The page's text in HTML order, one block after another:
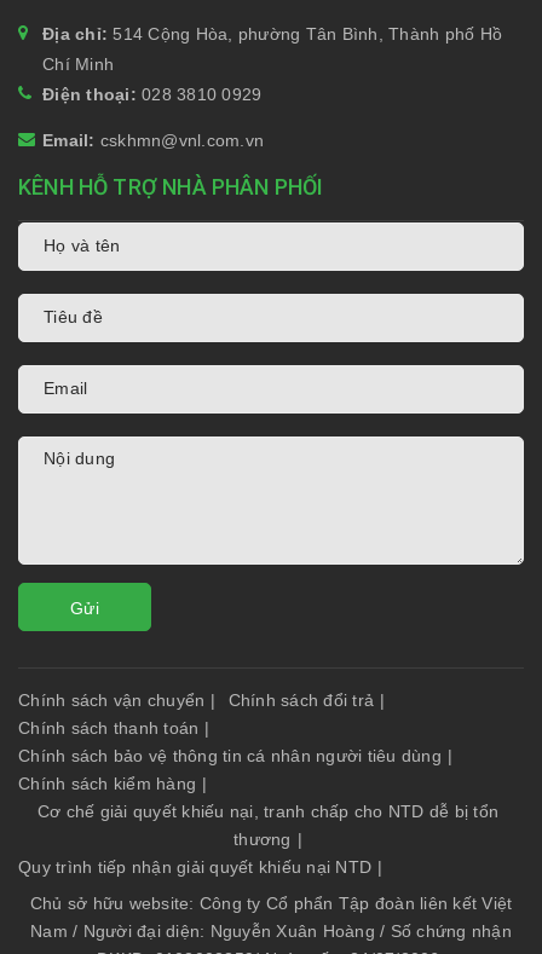
Địa chỉ: 514 Cộng Hòa, phường Tân Bình, Thành phố Hồ
Chí Minh
Điện thoại: 028 3810 0929
Email: cskhmn@vnl.com.vn
KÊNH HỖ TRỢ NHÀ PHÂN PHỐI
Gửi
Chính sách vận chuyển | Chính sách đổi trả |
Chính sách thanh toán |
Chính sách bảo vệ thông tin cá nhân người tiêu dùng |
Chính sách kiểm hàng |
Cơ chế giải quyết khiếu nại, tranh chấp cho NTD dễ bị tổn
thương |
Quy trình tiếp nhận giải quyết khiếu nại NTD |
Chủ sở hữu website: Công ty Cổ phẩn Tập đoàn liên kết Việt
Nam / Người đại diện: Nguyễn Xuân Hoàng / Số chứng nhận